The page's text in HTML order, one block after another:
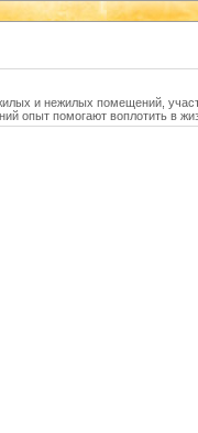
и нежилых помещений,
опыт помогают воплотить